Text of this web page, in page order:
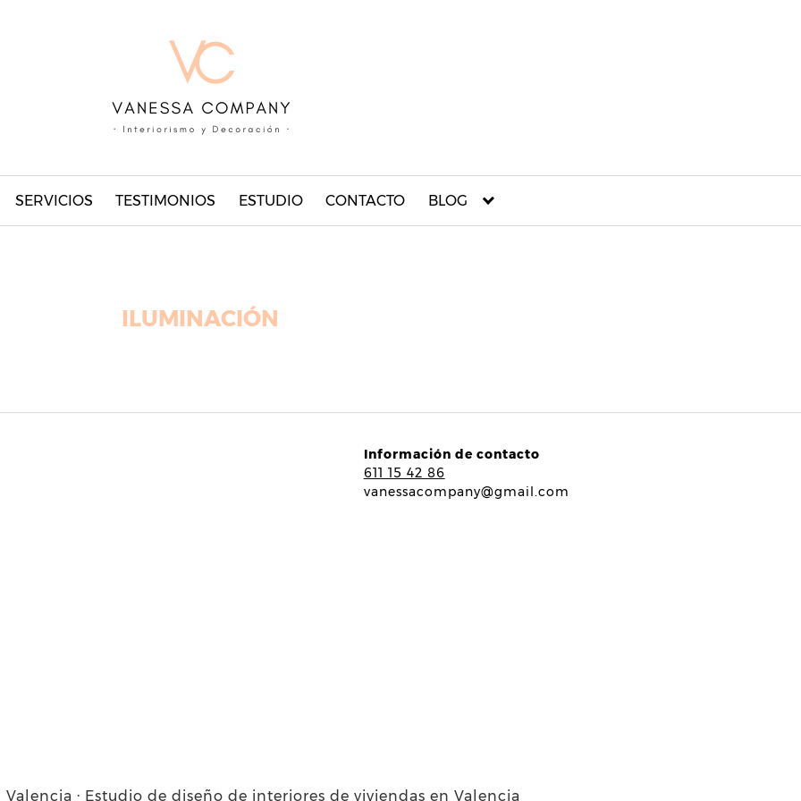
SERVICIOS TESTIMONIOS ESTUDIO CONTACTO BLOG
ILUMINACIÓN
Información de contacto
611 15 42 86
vanessacompany@gmail.com
· Estudio de diseño de interiores de viviendas en Valencia